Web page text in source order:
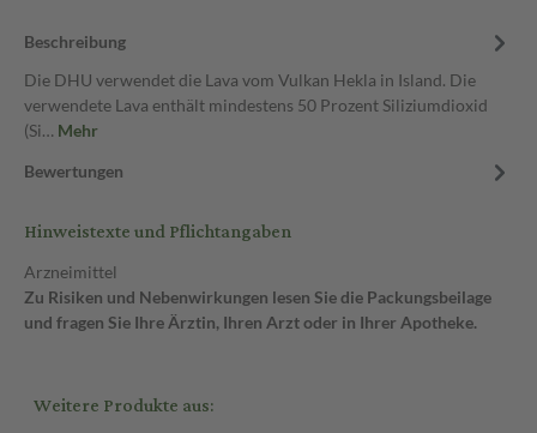
Beschreibung
Die DHU verwendet die Lava vom Vulkan Hekla in Island. Die
verwendete Lava enthält mindestens 50 Prozent Siliziumdioxid
(Si… Mehr
Bewertungen
Hinweistexte und Pflichtangaben
Arzneimittel
Zu Risiken und Nebenwirkungen lesen Sie die Packungsbeilage
und fragen Sie Ihre Ärztin, Ihren Arzt oder in Ihrer Apotheke.
Weitere Produkte aus: